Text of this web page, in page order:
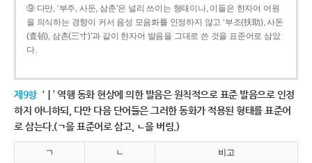
⑨ 다만, ‘부주, 사둔, 삼춘’은 널리 쓰이는 형태이나, 이들은 한자어 어원
을 의식하는 경향이 커서 음성 모음화를 인정하지 않고 ‘부조(扶助), 사돈
(査頓), 삼촌(三寸)’과 같이 한자어 발음을 그대로 쓴 것을 표준어로 삼았
다.
제9항 ‘ㅣ’ 역행 동화 현상에 의한 발음은 원칙적으로 표준 발음으로 인정
하지 아니하되, 다만 다음 단어들은 그러한 동화가 적용된 형태를 표준어
로 삼는다.(ㄱ을 표준어로 삼고, ㄴ을 버림.)
ㄱ ㄴ 비고